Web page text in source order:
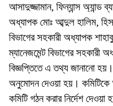
আসাদুজ্জামান, ফিন্যান্স অ্যান্ড
অধ্যাপক মোঃ আব্দুল হালিম,
বিভাগের সহকারী অধ্যাপক
ম্যানেজমেন্ট বিভাগের সহকারী
বিজ্ঞপ্তিতে এ তথ্য জানানো
অনুমোদন দেওয়া হয়। কমিটিকে
কমিটি গঠন করার নির্দেশ দেওয়া